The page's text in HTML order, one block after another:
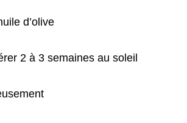
d’olive
2 à 3 semaines au soleil